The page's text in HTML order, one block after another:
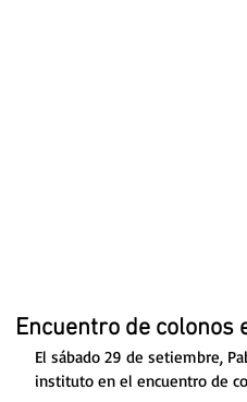
Encuentro de colonos
El sábado 29 de setiembre,
instituto en el encuentro de